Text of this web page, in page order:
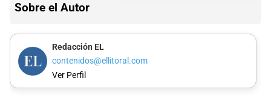
Sobre el Autor
Redacción EL
contenidos@ellitoral.com
Ver Perfil